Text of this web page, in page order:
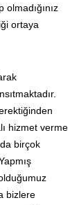
ortaya
hizmet verme
birçok
bizlere